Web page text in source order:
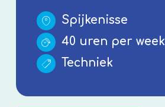
Spijkenisse
40 uren per week
Techniek